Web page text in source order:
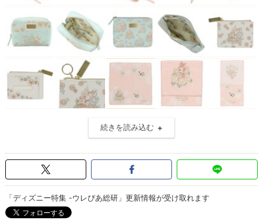
続きを読み込む
「ディズニー特集 -ウレぴあ総研」更新情報が受け取れます